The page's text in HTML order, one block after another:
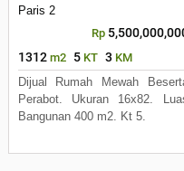
Paris 2
Rp
1312 m2 5 KT 3 KM
Dijual Rumah Mewah
Perabot. Ukuran 16x82.
Bangunan 400 m2. Kt 5.